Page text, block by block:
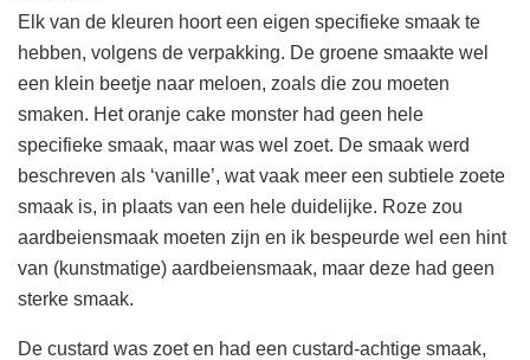
Elk van de kleuren hoort een eigen specifieke smaak te
hebben, volgens de verpakking. De groene smaakte wel
een klein beetje naar meloen, zoals die zou moeten
smaken. Het oranje cake monster had geen hele
specifieke smaak, maar was wel zoet. De smaak werd
beschreven als ‘vanille’, wat vaak meer een subtiele zoete
smaak is, in plaats van een hele duidelijke. Roze zou
aardbeiensmaak moeten zijn en ik bespeurde wel een hint
van (kunstmatige) aardbeiensmaak, maar deze had geen
sterke smaak.
De custard was zoet en had een custard-achtige smaak,